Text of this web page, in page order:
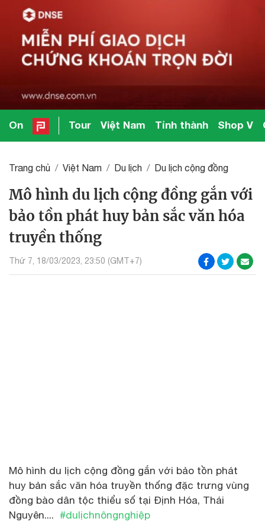
On Tour Việt Nam Tỉnh thành Shop V
Trang chủ Việt Nam Du lịch Du lịch cộng đồng
Mô hình du lịch cộng đồng gắn với
bảo tồn phát huy bản sắc văn hóa
truyền thống
Thứ 7, 18/03/2023, 23:50 (GMT+7)
Mô hình du lịch cộng đồng gắn với bảo tồn phát
huy bản sắc văn hóa truyền thống đặc trưng vùng
đồng bào dân tộc thiểu số tại Định Hóa, Thái
Nguyên.... #dulịchnôngnghiệp